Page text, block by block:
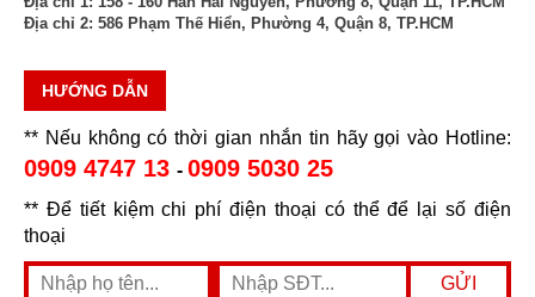
Địa chỉ 2: 586 Phạm Thế Hiển, Phường 4, Quận 8, TP.HCM
HƯỚNG DẪN
** Nếu không có thời gian nhắn tin hãy gọi vào Hotline:
0909 4747 13 - 0909 5030 25
** Để tiết kiệm chi phí điện thoại có thể để lại số điện
thoại